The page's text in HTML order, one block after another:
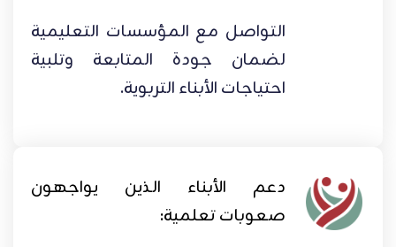
التواصل مع المؤسسات التعليمية
لضمان جودة المتابعة وتلبية
احتياجات الأبناء التربوية.
دعم الأبناء الذين يواجهون
صعوبات تعلمية: